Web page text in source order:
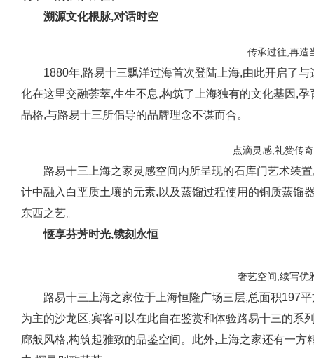
溯源文化根脉,对话时空
传承过往,再造
1880年,路易十三飘洋过海首次登陆上海,由此开启了
化在这里交融荟萃,生生不息,构筑了上海独有的文化基因,
品格,与路易十三所倡导的品牌理念不谋而合。
点滴灵感,礼赞传
路易十三上海之家灵感空间内所呈现的石库门艺术装
计中融入白垩质土壤的元素,以及蒸馏过程使用的铜质蒸馏
东西之艺。
惬享芬芳时光,镌刻永恒
奢艺空间,续写优
路易十三上海之家位于上海恒隆广场三层,总面积197
为主的沙龙区,宾客可以在此自在鉴赏和体验路易十三的系
廊般风格,构筑起雅致的品鉴空间。此外,上海之家还有一